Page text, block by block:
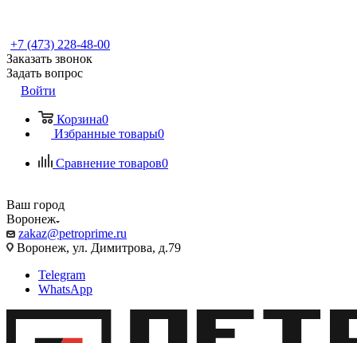
+7 (473) 228-48-00
Заказать звонок
Задать вопрос
Войти
Корзина0
Избранные товары0
Сравнение товаров0
Ваш город
Воронеж
zakaz@petroprime.ru
Воронеж, ул. Димитрова, д.79
Telegram
WhatsApp